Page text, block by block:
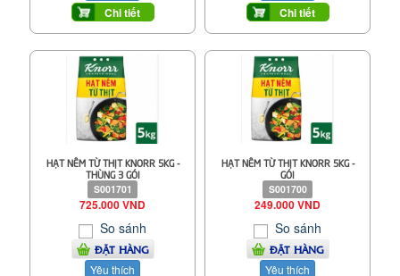
Chi tiết Chi tiết
HẠT NÊM TỪ THỊT KNORR 5KG -
THÙNG 3 GÓI
S001701
725.000 VND
So sánh
ĐẶT HÀNG
Yêu thích
HẠT NÊM TỪ THỊT KNORR 5KG -
GÓI
S001700
249.000 VND
So sánh
ĐẶT HÀNG
Yêu thích